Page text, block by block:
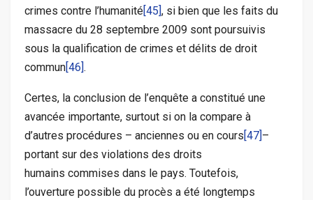
crimes contre l’humanité [45] , si bien que les faits du
massacre du 28 septembre 2009 sont poursuivis
sous la qualification de crimes et délits de droit
commun [46] .
Certes, la conclusion de l’enquête a constitué une
avancée importante, surtout si on la compare à
d’autres procédures – anciennes ou en cours [47] –
portant sur des violations des droits
humains commises dans le pays. Toutefois,
l’ouverture possible du procès a été longtemps